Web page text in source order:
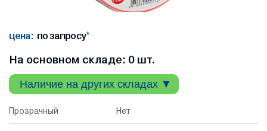
цена: по запросу*
На основном складе: 0 шт.
Наличие на других складах ▼
Прозрачный Нет